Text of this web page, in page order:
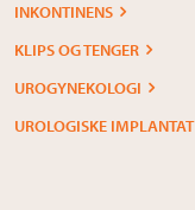
INKONTINENS
KLIPS OG TENGER
UROGYNEKOLOGI
UROLOGISKE IMPLANTAT